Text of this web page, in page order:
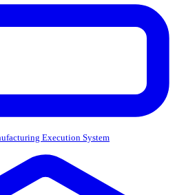
Execution System